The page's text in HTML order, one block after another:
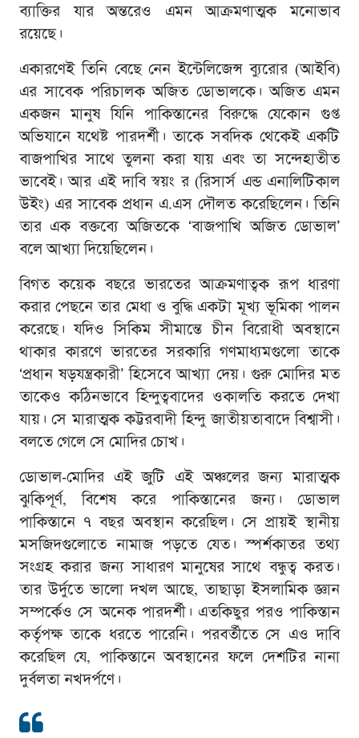
ব্যাক্তির যার অন্তরেও এমন আক্রমণাত্মক মনোভাব
রয়েছে।
একারণেই তিনি বেছে নেন ইন্টেলিজেন্স ব্যুরোর (আইবি)
এর সাবেক পরিচালক অজিত ডোভালকে। অজিত এমন
একজন মানুষ যিনি পাকিস্তানের বিরুদ্ধে যেকোন গুপ্ত
অভিযানে যথেষ্ট পারদর্শী। তাকে সবদিক থেকেই একটি
বাজপাখির সাথে তুলনা করা যায় এবং তা সন্দেহাতীত
ভাবেই। আর এই দাবি স্বয়ং র (রিসার্স এন্ড এনালিটিকাল
উইং) এর সাবেক প্রধান এ.এস দৌলত করেছিলেন। তিনি
তার এক বক্তব্যে অজিতকে ‘বাজপাখি অজিত ডোভাল’
বলে আখ্যা দিয়েছিলেন।
বিগত কয়েক বছরে ভারতের আক্রমণাত্বক রূপ ধারণা
করার পেছনে তার মেধা ও বুদ্ধি একটা মূখ্য ভূমিকা পালন
করেছে। যদিও সিকিম সীমান্তে চীন বিরোধী অবস্থানে
থাকার কারণে ভারতের সরকারি গণমাধ্যমগুলো তাকে
‘প্রধান ষড়যন্ত্রকারী’ হিসেবে আখ্যা দেয়। গুরু মোদির মত
তাকেও কঠিনভাবে হিন্দুত্ববাদের ওকালতি করতে দেখা
যায়। সে মারাত্মক কট্টরবাদী হিন্দু জাতীয়তাবাদে বিশ্বাসী।
বলতে গেলে সে মোদির চোখ।
ডোভাল-মোদির এই জুটি এই অঞ্চলের জন্য মারাত্মক
ঝুকিপূর্ণ, বিশেষ করে পাকিস্তানের জন্য। ডোভাল
পাকিস্তানে ৭ বছর অবস্থান করেছিল। সে প্রায়ই স্থানীয়
মসজিদগুলোতে নামাজ পড়তে যেত। স্পর্শকাতর তথ্য
সংগ্রহ করার জন্য সাধারণ মানুষের সাথে বন্ধুত্ব করত।
তার উর্দুতে ভালো দখল আছে, তাছাড়া ইসলামিক জ্ঞান
সম্পর্কেও সে অনেক পারদর্শী। এতকিছুর পরও পাকিস্তান
কর্তৃপক্ষ তাকে ধরতে পারেনি। পরবর্তীতে সে এও দাবি
করেছিল যে, পাকিস্তানে অবস্থানের ফলে দেশটির নানা
দুর্বলতা নখদর্পণে।